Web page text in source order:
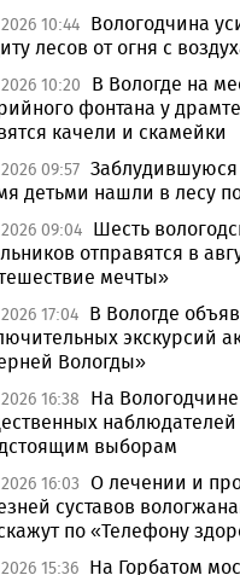
10:44 Вологодчина
лесов от огня с
10:20
В Вологде на
фонтана у
качели и скамейки
09:57
детьми нашли в лесу
09:04 Шесть
отправятся в
мечты»
17:04 В Вологде
экскурсий
Вологды»
16:38
На Вологодчине
наблюдателей
выборам
16:03 О лечении и
суставов
по «Телефону
15:36 На Горбатом